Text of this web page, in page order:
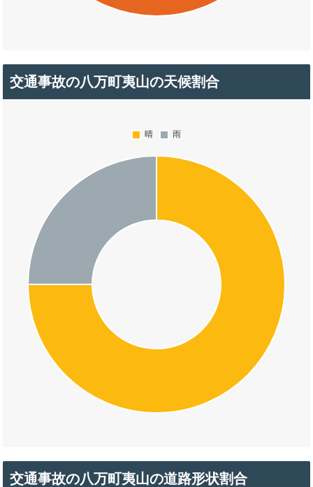
交通事故の八万町夷山の天候割合
交通事故の八万町夷山の道路形状割合